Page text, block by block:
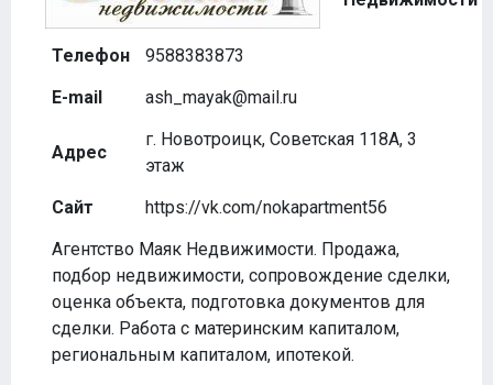
Телефон
9588383873
E-mail
ash_mayak@mail.ru
Адрес
г. Новотроицк, Советская 118А, 3
этаж
Сайт
https://vk.com/nokapartment56
Агентство Маяк Недвижимости. Продажа,
подбор недвижимости, сопровождение сделки,
оценка объекта, подготовка документов для
сделки. Работа с материнским капиталом,
региональным капиталом, ипотекой.